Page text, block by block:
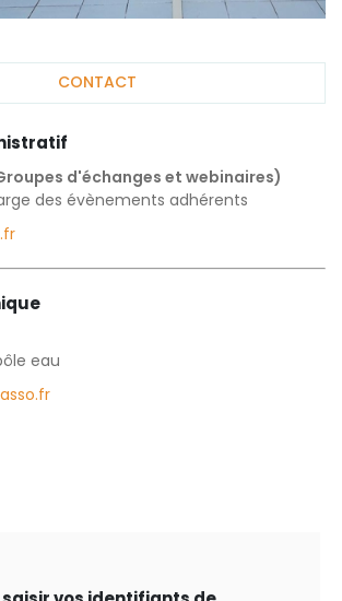
CONTACT
d'échanges et webinaires)
des évènements adhérents
eau